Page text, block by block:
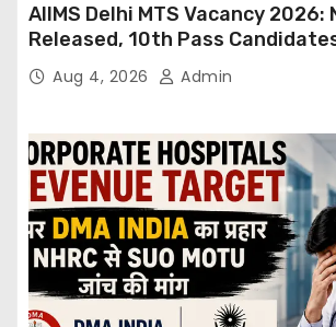
AIIMS Delhi MTS Vacancy
Released, 10th Pass
Through Email
Aug 4, 2026 Admin